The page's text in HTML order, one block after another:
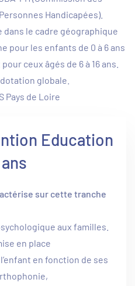
Handicapées).
dans le cadre géographique
pour les enfants de 0 à 6 ans
ceux âgés de 6 à 16 ans.
globale.
Pays de Loire
Education
sur cette tranche
aux familles.
en place
en fonction de ses